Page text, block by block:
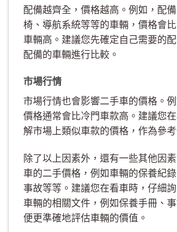
配備越齊全，價格越高。例如，配
椅、導航系統等等的車輛，價格會
車輛高。建議您先確定自己需要的
配備的車輛進行比較。
市場行情
市場行情也會影響二手車的價格。
價格通常會比冷門車款高。建議您
解市場上類似車款的價格，作為參考
除了以上因素外，還有一些其他因
車的二手價格，例如車輛的保養紀
事故等等。建議您在看車時，仔細
車輛的相關文件，例如保養手冊、
便更準確地評估車輛的價值。